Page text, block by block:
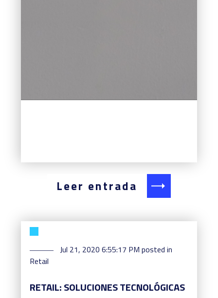
Leer entrada
Jul 21, 2020 6:55:17 PMposted in
Retail
RETAIL: SOLUCIONES TECNOLÓGICAS